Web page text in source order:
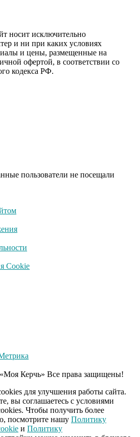
пару
i
вы
долго
это
на
когда
будете
носит исключительно
и ни при каких условиях
и цены, размещенные на
офертой, в соответствии со
кодекса РФ.
пользователи не посещали
Cookie
Керчь» Все права защищены!
для улучшения работы сайта.
вы соглашаетесь с условиями
Чтобы получить более
посмотрите нашу Политику
и Политику